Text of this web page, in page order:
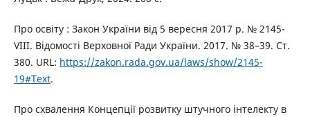
Про освіту : Закон України від 5 вересня 2017 р. № 2145-
VIII. Відомості Верховної Ради України. 2017. № 38–39. Ст.
380. URL: https://zakon.rada.gov.ua/laws/show/2145-
19#Text.
Про схвалення Концепції розвитку штучного інтелекту в